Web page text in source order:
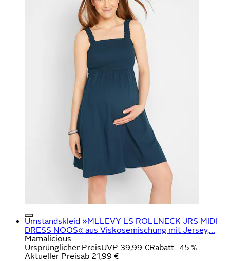
Umstandskleid »MLLEVY LS ROLLNECK JRS MIDI
DRESS NOOS« aus Viskosemischung mit Jersey,...
Mamalicious
Ursprünglicher PreisUVP 39,99 €Rabatt- 45 %
Aktueller Preisab 21,99 €